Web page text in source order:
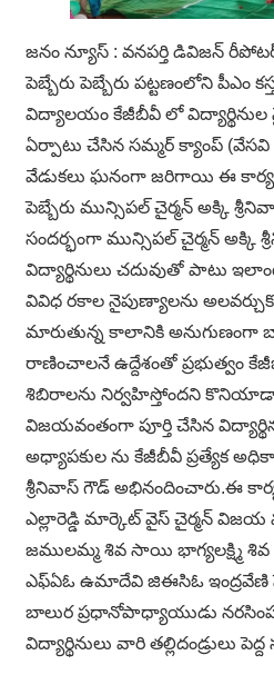
జనం న్యూస్ : వనపర్తి డివిజన్
పెబ్బేరు పెబ్బేరు పట్టణంలోని పీఎం
విద్యాలయం కేజీబీవీ లో విద్యార్థినుల
ఏర్పాటు చేసిన సమ్మర్ క్యాంప్ (వేసవి
వేడుకలు ఘనంగా జరిగాయి ఈ
పెబ్బేరు మున్సిపల్ చైర్మన్ అక్కి
సందర్భంగా మున్సిపల్ చైర్మన్ అక్కి
విద్యార్థినులు చదువుతో పాటు
వివిధ రకాల నైపుణ్యాలను
మారుతున్న కాలానికి అనుగుణంగా
రాణించాలనే ఉద్దేశంతో ప్రభుత్వం
శిబిరాలను నిర్వహిస్తోందని
విజయవంతంగా పూర్తి చేసిన
అధ్యాపకుల ను కేజీబీవీ ప్రత్యేక
శ్రీనివాస్ గౌడ్ అభినందించారు.ఈ
ఎల్లారెడ్డి మార్కెట్ వైస్ చైర్మన్ విజయ
జములమ్మ శివ సాయి భాగ్యలక్ష్మి
ఎఫ్ఏఓ ఉమాదేవి జిఈసిఓ ఇంద్రవేణి
బాలుర ప్రధానోపాధ్యాయుడు
విద్యార్థినులు వారి తల్లిదండ్రులు